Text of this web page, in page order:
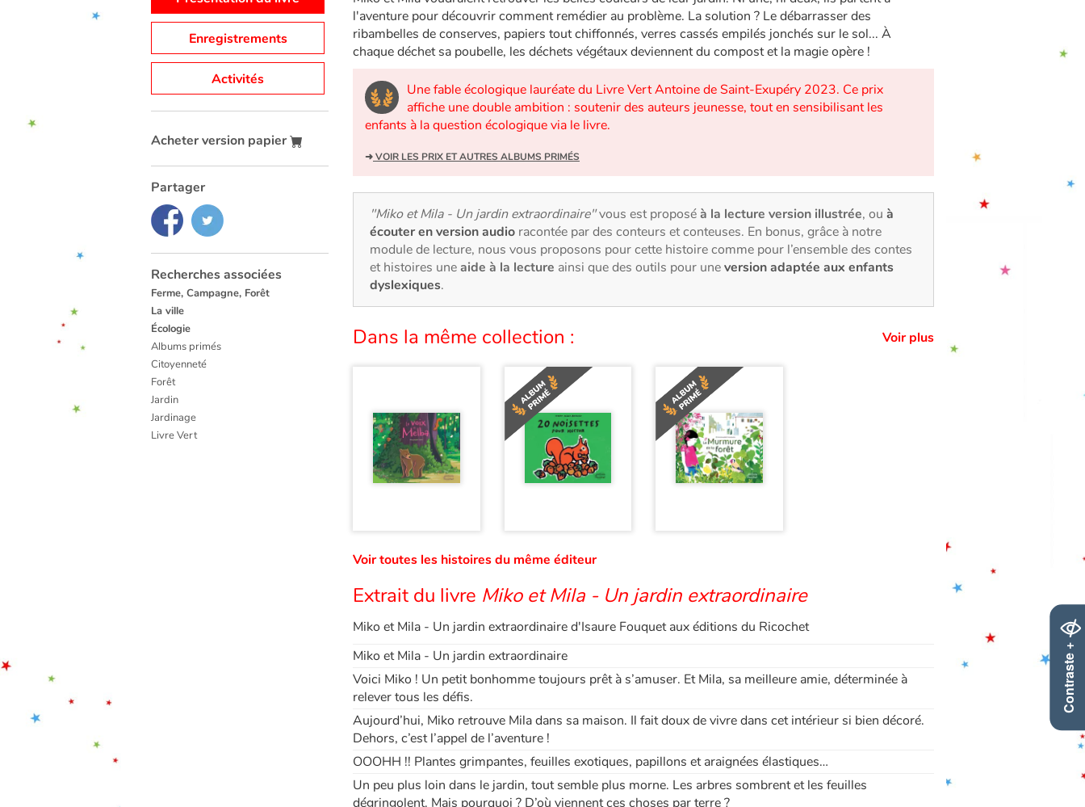
Contraste +
Enregistrements
Activités
Acheter version papier
Partager
Recherches associées
Ferme, Campagne, Forêt
La ville
Écologie
Albums primés
Citoyenneté
Forêt
Jardin
Jardinage
Livre Vert
l'aventure pour découvrir comment remédier au problème. La solution ? Le débarrasser des
ribambelles de conserves, papiers tout chiffonnés, verres cassés empilés jonchés sur le sol... À
chaque déchet sa poubelle, les déchets végétaux deviennent du compost et la magie opère !
Une fable écologique lauréate du Livre Vert Antoine de Saint-Exupéry 2023. Ce prix
affiche une double ambition : soutenir des auteurs jeunesse, tout en sensibilisant les
enfants à la question écologique via le livre.
➜VOIR LES PRIX ET AUTRES ALBUMS PRIMÉS
"Miko et Mila - Un jardin extraordinaire"vous est proposéà la lecture version illustrée, ou à
écouter en version audio racontée par des conteurs et conteuses. En bonus, grâce à notre
module de lecture, nous vous proposons pour cette histoire comme pour l’ensemble des contes
et histoires uneaide à la lecture ainsi que des outils pour uneversion adaptée aux enfants
dyslexiques.
Dans la même collection : Voir plus
Voir toutes les histoires du même éditeur
Extrait du livre Miko et Mila - Un jardin extraordinaire
Miko et Mila - Un jardin extraordinaire d'Isaure Fouquet aux éditions du Ricochet
Miko et Mila - Un jardin extraordinaire
Voici Miko ! Un petit bonhomme toujours prêt à s’amuser. Et Mila, sa meilleure amie, déterminée à
relever tous les défis.
Aujourd’hui, Miko retrouve Mila dans sa maison. Il fait doux de vivre dans cet intérieur si bien décoré.
Dehors, c’est l’appel de l’aventure !
OOOHH !! Plantes grimpantes, feuilles exotiques, papillons et araignées élastiques…
Un peu plus loin dans le jardin, tout semble plus morne. Les arbres sombrent et les feuilles
dégringolent. Mais pourquoi ? D’où viennent ces choses par terre ?